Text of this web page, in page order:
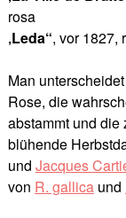
rosa
‚Leda“, vor 1827,
Man
Rose, die
abstammt und die
blühende
und Jacques
von R. gallicaund